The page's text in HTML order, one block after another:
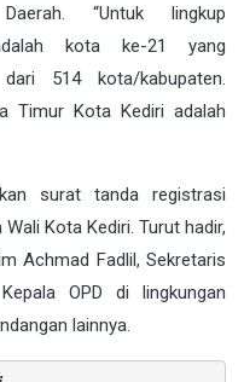
“Untuk lingkup
kota ke-21 yang
514 kota/kabupaten.
Timur Kota Kediri adalah
surat tanda registrasi
Kota Kediri. Turut hadir,
Achmad Fadlil, Sekretaris
OPD di lingkungan
lainnya.